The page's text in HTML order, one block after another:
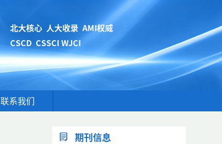
北大核心 人大收录 AMI权威
CSCD CSSCI WJCI
联系我们
期刊信息